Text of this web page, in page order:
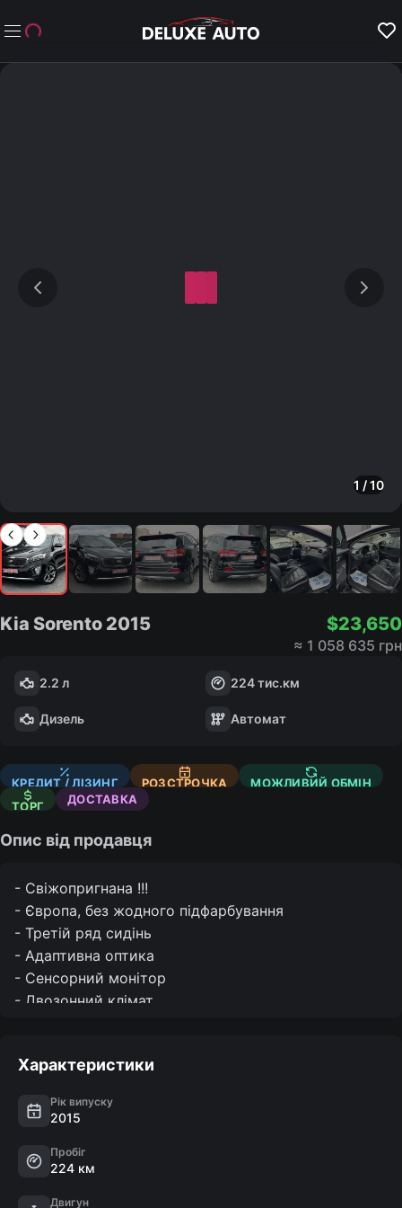
1 /10
Kia Sorento 2015 $23,650
≈ 1 058 635 грн
2.2 л 224тис.км
Дизель Автомат
КРЕДИТ / ЛІЗИНГ РОЗСТРОЧКА
МОЖЛИВИЙ ОБМІН
ТОРГ
ДОСТАВКА
Опис від продавця
- Свіжопригнана !!!
- Європа, без жодного підфарбування
- Третій ряд сидінь
- Адаптивна оптика
- Сенсорний монітор
- Двозонний клімат
- Памʼять сидінь
- Всі можливі асистенти
- Вибір режиму руху (Спорт/Нормал/Комфорт)
- Автоматичне дальнє світло
Характеристики
Рік випуску
2015
Пробіг
224 км
Двигун